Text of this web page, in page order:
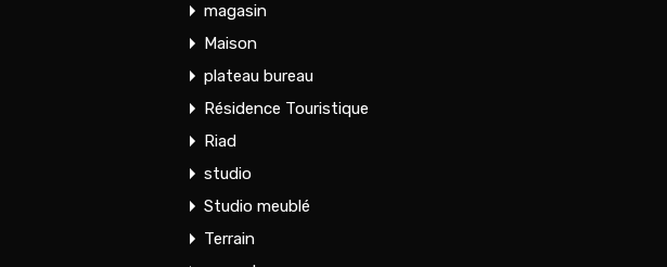
magasin
Maison
plateau bureau
Résidence Touristique
Riad
studio
Studio meublé
Terrain